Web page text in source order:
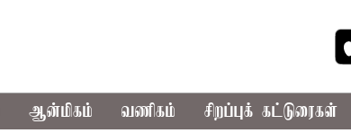
ஆன்மிகம் வணிகம் சிறப்புக் கட்டுரைகள்